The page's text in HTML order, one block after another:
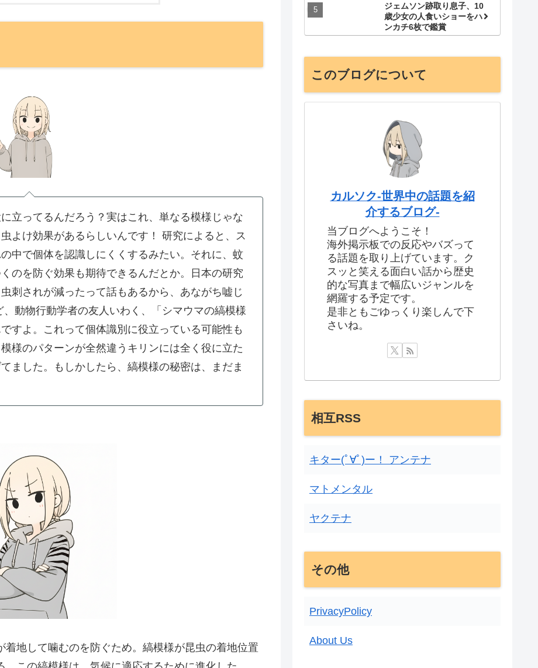
立ってるんだろう？実はこれ、単なる模様じゃな
よけ効果があるらしいんです！
研究によると、ス
中で個体を認識しにくくするみたい。それに、蚊
のを防ぐ効果も期待できるんだとか。日本の研究
刺されが減ったって話もあるから、あながち嘘じ
動物行動学者の友人いわく、「シマウマの縞模様
すよ。これって個体識別に役立っている可能性も
様のパターンが全然違うキリンには全く役に立た
ました。もしかしたら、縞模様の秘密は、まだま
地して噛むのを防ぐため。縞模様が昆虫の着地位置
ジェムソン跡取り息子、10
歳少女の人食いショーをハ
ンカチ6枚で鑑賞
このブログについて
カルソク-世界中の話題を紹
介するブログ-
当ブログへようこそ！
海外掲示板での反応やバズって
る話題を取り上げています。ク
スッと笑える面白い話から歴史
的な写真まで幅広いジャンルを
網羅する予定です。
是非ともごゆっくり楽しんで下
さいね。
相互RSS
キター(ﾟ∀ﾟ)ー！ アンテナ
マトメンタル
ヤクテナ
その他
PrivacyPolicy
About Us